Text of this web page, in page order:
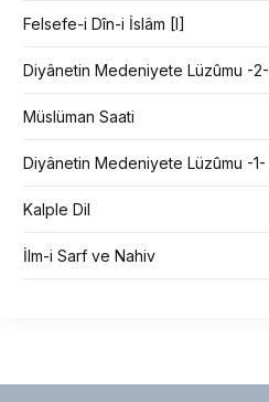
Felsefe-i Dîn-i İslâm [I]
Diyânetin Medeniyete Lüzûmu -2-
Müslüman Saati
Diyânetin Medeniyete Lüzûmu -1-
Kalple Dil
İlm-i Sarf ve Nahiv